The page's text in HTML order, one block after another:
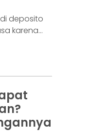
deposito
karena
suku
tenor,